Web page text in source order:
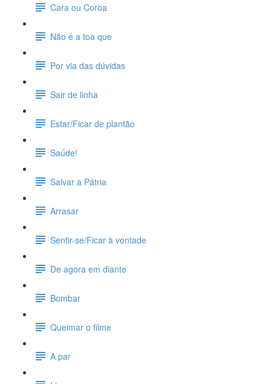
Cara ou Coroa
Não é a toa que
Por via das dúvidas
Sair de linha
Estar/Ficar de plantão
Saúde!
Salvar a Pátria
Arrasar
Sentir-se/Ficar à vontade
De agora em diante
Bombar
Queimar o filme
A par